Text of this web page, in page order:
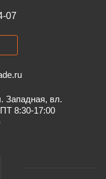
07
Западная, вл.
8:30-17:00